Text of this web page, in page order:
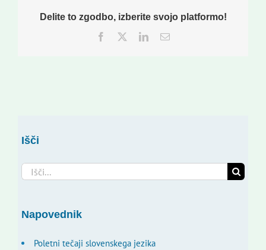
Delite to zgodbo, izberite svojo platformo!
Facebook
TwitterLinkedInEmail
Išči
Search
for:
Napovednik
Poletni tečaji slovenskega jezika